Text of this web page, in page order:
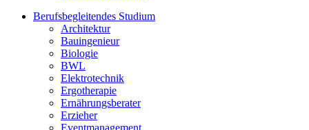
Berufsbegleitendes Studium
Architektur
Bauingenieur
Biologie
BWL
Elektrotechnik
Ergotherapie
Ernährungsberater
Erzieher